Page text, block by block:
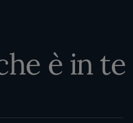
è in te